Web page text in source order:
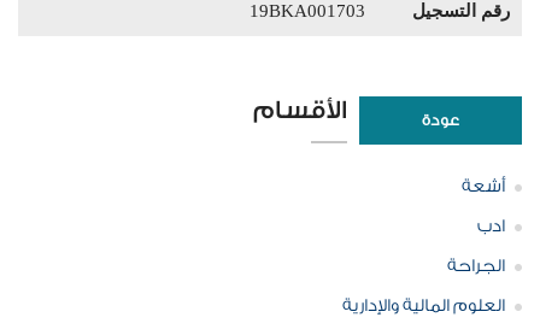
رقم التسجيل 19BKA001703
عودة الأقسام
أشعة
ادب
الجراحة
العلوم المالية والإدارية